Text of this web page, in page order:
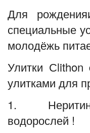
Для
специальные
молодёжь
Улитки
улитками для
1. Неритины
водорослей !